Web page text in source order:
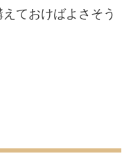
ておけばよさそう